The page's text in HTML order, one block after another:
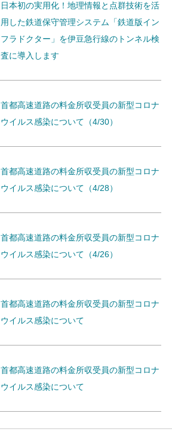
日本初の実用化！地理情報と点群技術を活
用した鉄道保守管理システム「鉄道版イン
フラドクター」を伊豆急行線のトンネル検
査に導入します
首都高速道路の料金所収受員の新型コロナ
ウイルス感染について（4/30）
首都高速道路の料金所収受員の新型コロナ
ウイルス感染について（4/28）
首都高速道路の料金所収受員の新型コロナ
ウイルス感染について（4/26）
首都高速道路の料金所収受員の新型コロナ
ウイルス感染について
首都高速道路の料金所収受員の新型コロナ
ウイルス感染について